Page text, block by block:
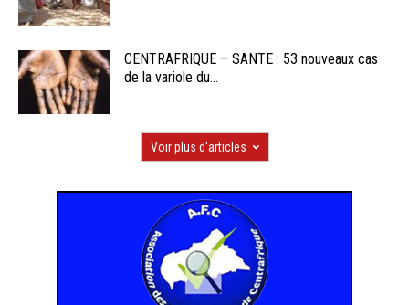
CENTRAFRIQUE – SANTE : 53 nouveaux cas
de la variole du...
Voir plus d'articles